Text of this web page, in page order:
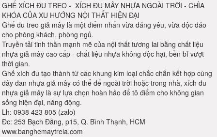
GHẾ XÍCH ĐU TREO - XÍCH ĐU MÂY NHỰA NGOÀI TRỜI - CHÌA
KHÓA CỦA XU HƯỚNG NỘI THẤT HIỆN ĐẠI
Ghế đu treo giả mây là một điểm nhấn vừa đáng yêu, vừa độc đáo
cho phòng khách, phòng ngủ.
Truyền tải tinh thần mạnh mẽ của nội thất tương lai bằng chất liệu
nhựa giả mây cao cấp - chất liệu nhựa không độc hại, bền bỉ vượt
thời gian.
Ghế xích đu tạo thành từ các khung kim loại chắc chắn kết hợp cùng
dây đan nhựa giả mây có thể để ngoài trời hoặc trong nhà, xích đu
nhựa giả mây là sự lựa chọn hoàn hảo để tô điểm cho không gian
sống hiện đại, năng động.
Lh: 0938 423 805 (zalo)
Đc: 253 Bạch Đằng, p15, Q. Bình Thạnh, HCM
www.banghemaytrela.com